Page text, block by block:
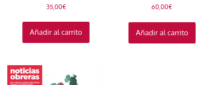
35,00€
Añadir al carrito
60,00€
Añadir al carrito